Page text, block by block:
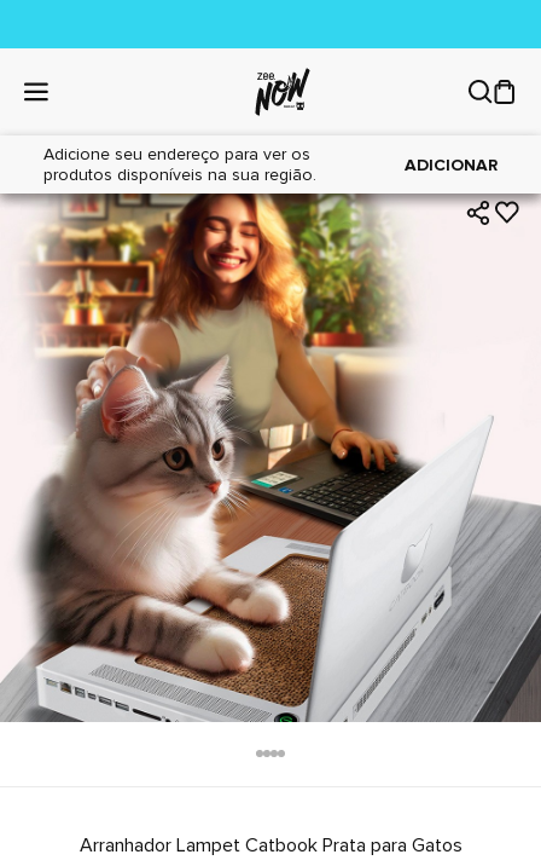
Adicione seu endereço para ver os
produtos disponíveis na sua região.
ADICIONAR
Home|Gatos|Acessórios
Arranhador Lampet Catbook Prata para Gatos